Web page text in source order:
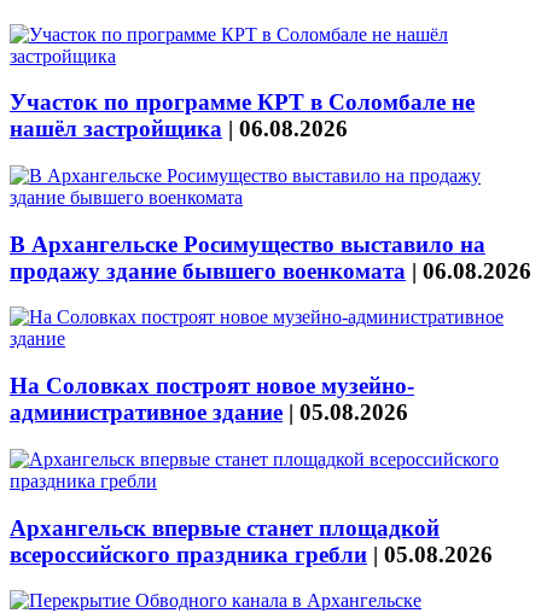
Участок по программе КРТ в Соломбале не
нашёл застройщика | 06.08.2026
В Архангельске Росимущество выставило на
продажу здание бывшего военкомата | 06.08.2026
На Соловках построят новое музейно-
административное здание | 05.08.2026
Архангельск впервые станет площадкой
всероссийского праздника гребли | 05.08.2026